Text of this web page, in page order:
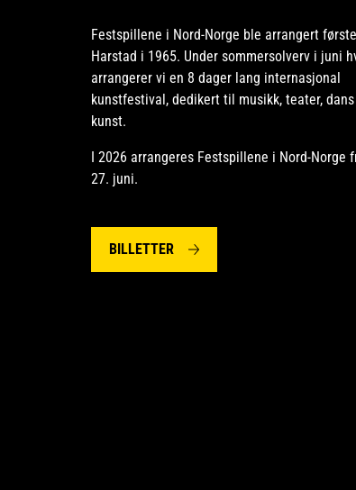
Festspillene i Nord-Norge ble arrangert
Harstad i 1965. Under sommersolverv i juni
arrangerer vi en 8 dager lang internasjonal
kunstfestival, dedikert til musikk, teater, dans
kunst.
I 2026 arrangeres Festspillene i Nord-Norge
27. juni.
BILLETTER